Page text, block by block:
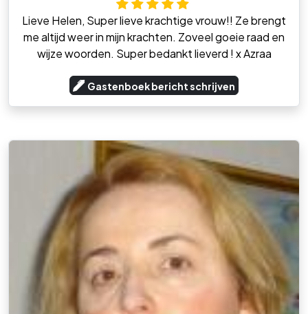
Lieve Helen, Super lieve krachtige vrouw!! Ze brengt
me altijd weer in mijn krachten. Zoveel goeie raad en
wijze woorden. Super bedankt lieverd ! x Azraa
Gastenboek bericht schrijven